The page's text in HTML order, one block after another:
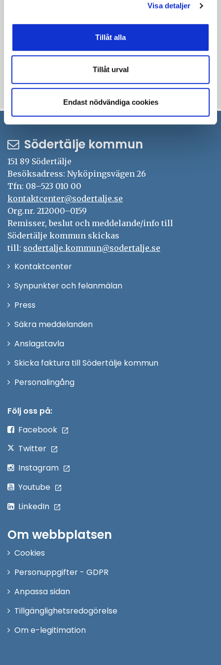
Visa detaljer
Tillåt alla
Tillåt urval
Endast nödvändiga cookies
Angelica Vallgren, PR- och pressansvarig,
08-523 066 03,
angelica.vallgren@sodertalje.se
Uppdaterad: 2023-05-16
Södertälje kommun
151 89 Södertälje
Besöksadress: Nyköpingsvägen 26
Tfn: 08–523 010 00
kontaktcenter@sodertalje.se
Org.nr. 212000–0159
Remisser, beslut och meddelande/info till
Södertälje kommun skickas
till: sodertalje.kommun@sodertalje.se
KontaktcenterÖppna
Synpunkter och felanmälan
Press
fönster
Säkra meddelanden
Anslagstavla
Skicka faktura till Södertälje kommun
PersonalingångÖppna
Följ oss på:
Facebook
Twitter
Instagram
Youtube
LinkedIn
Om webbplatsen
Cookies
Personuppgifter - GDPR
Anpassa sidan
Tillgänglighetsredogörelse
Om e-legitimation